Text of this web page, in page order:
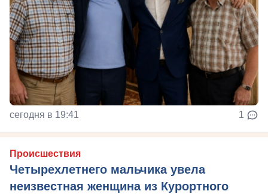
сегодня в 19:41 1
Происшествия
Четырехлетнего мальчика увела
неизвестная женщина из Курортного